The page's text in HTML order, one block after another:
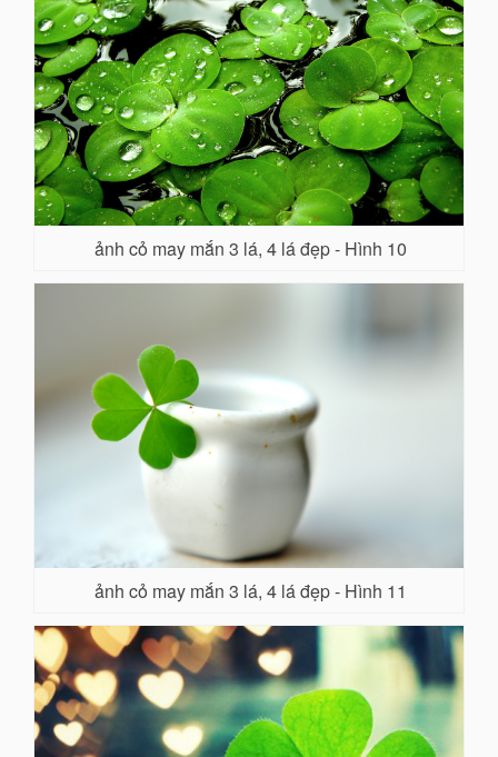
ảnh cỏ may mắn 3 lá, 4 lá đẹp - Hình 10
ảnh cỏ may mắn 3 lá, 4 lá đẹp - Hình 11